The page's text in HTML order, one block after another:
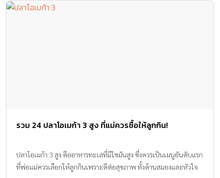
รวม 24 ปลาโอเมก้า 3 สูง ที่แม่ควรซื้อให้ลูกกิน!
ปลาโอเมก้า 3 สูง คืออาหารทะเลที่มีไขมันสูง ซึ่งควรเป็นเมนูอันดับแรก
ที่พ่อแม่ควรเลือกให้ลูกกินเพราะดีต่อสุขภาพ ทั้งด้านสมองและหัวใจ